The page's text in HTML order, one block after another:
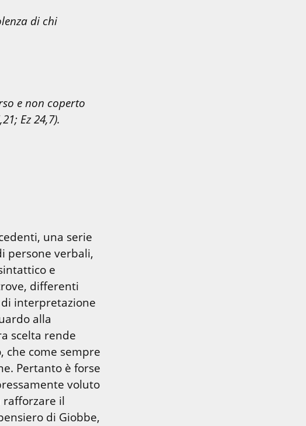
di chi
e non coperto
Ez 24,7).
una serie
persone verbali,
e
differenti
interpretazione
alla
scelta rende
che come sempre
Pertanto è forse
voluto
rafforzare il
di Giobbe,